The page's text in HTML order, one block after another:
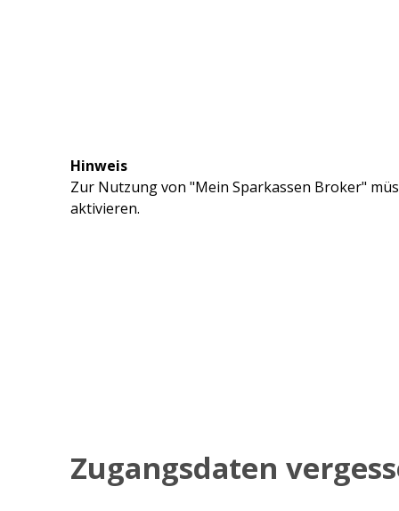
Hinweis
Zur Nutzung von "Mein Sparkassen Broker"
aktivieren.
Zugangsdaten